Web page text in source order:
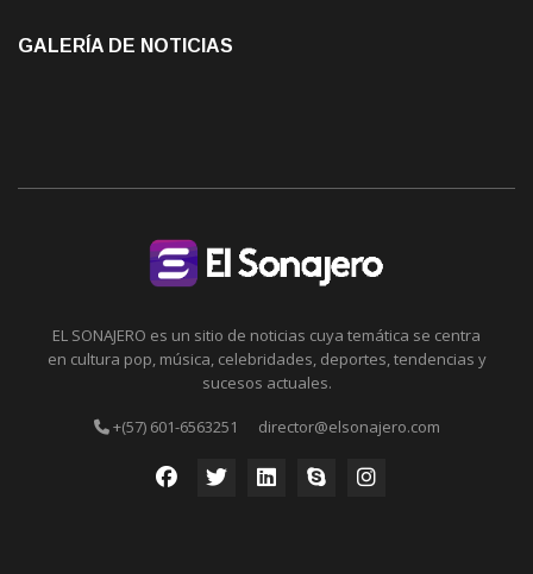
GALERÍA DE NOTICIAS
EL SONAJERO es un sitio de noticias cuya temática se centra
en cultura pop, música, celebridades, deportes, tendencias y
sucesos actuales.
+(57) 601-6563251 director@elsonajero.com